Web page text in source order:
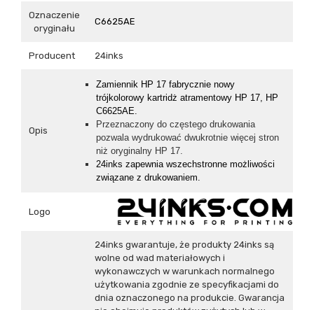
Oznaczenie
oryginału
C6625AE
Producent 24inks
Opis
Zamiennik HP 17 fabrycznie nowy
trójkolorowy kartridż atramentowy HP 17, HP
C6625AE.
Przeznaczony do częstego drukowania
pozwala wydrukować dwukrotnie więcej stron
niż oryginalny HP 17.
24inks zapewnia wszechstronne możliwości
związane z drukowaniem.
Logo
24inks gwarantuje, że produkty 24inks są
wolne od wad materiałowych i
wykonawczych w warunkach normalnego
użytkowania zgodnie ze specyfikacjami do
dnia oznaczonego na produkcie. Gwarancja